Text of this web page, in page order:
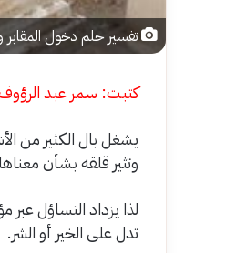
تفسير حلم دخول المقابر
كتبت: سمر عبد
يشغل بال الكثير من
وتثير قلقه بشأن
لذا يزداد التساؤل
تدل على الخير أو الشر.